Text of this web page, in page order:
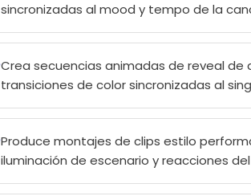
sincronizadas al mood y tempo de la
Crea secuencias animadas de reveal de
transiciones de color sincronizadas al
Produce montajes de clips estilo
iluminación de escenario y reacciones